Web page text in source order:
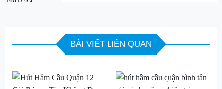
BÀI VIẾT LIÊN QUAN